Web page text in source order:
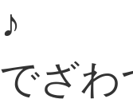
ざ